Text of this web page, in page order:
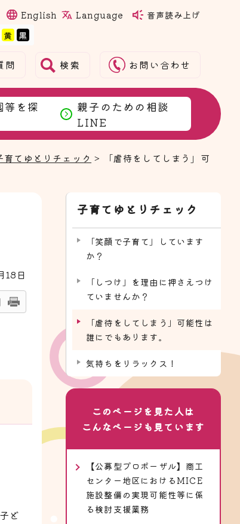
English Language
音声読み上げ
問 検索 お問い合わせ
等を探
親子のための相談
LINE
育てゆとりチェック > 「虐待をしてしまう」可
18 日
ど
子育てゆとりチェック
「笑顔で子育て」しています
か？
「しつけ」を理由に押さえつけ
ていませんか？
「虐待をしてしまう」可能性は
誰にでもあります。
気持ちをリラックス！
このページを見た人は
こんなページも見ています
【公募型プロポーザル】商工
センター地区におけるMICE
施設整備の実現可能性等に係
る検討支援業務